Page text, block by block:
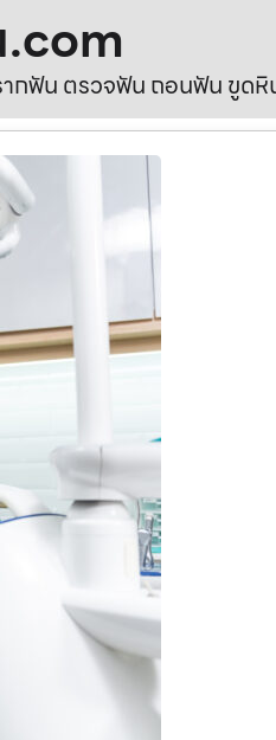
กฟัน ตรวจฟัน ถอนฟัน ขูด